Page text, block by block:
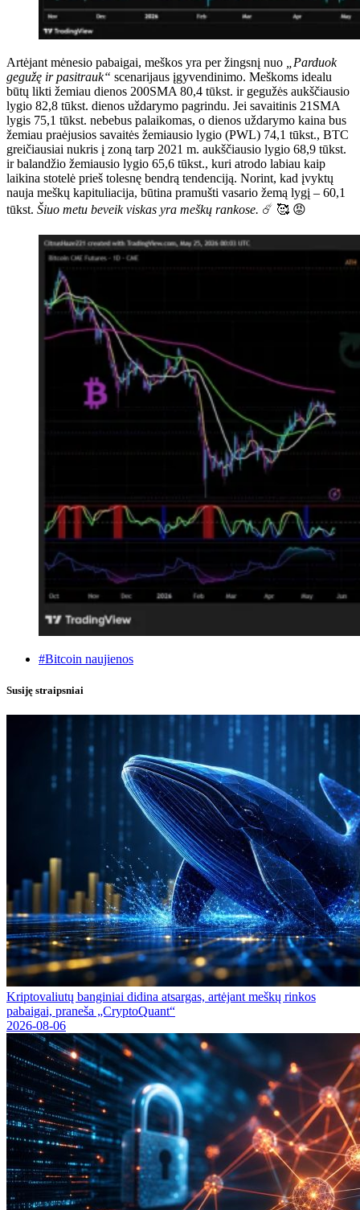
Artėjant mėnesio pabaigai, meškos yra per žingsnį nuo
„Parduok
gegužę ir pasitrauk“ scenarijaus įgyvendinimo. Meškoms idealu
būtų likti žemiau dienos 200SMA 80,4 tūkst. ir gegužės aukščiausio
lygio 82,8 tūkst. dienos uždarymo pagrindu. Jei savaitinis 21SMA
lygis 75,1 tūkst. nebebus palaikomas, o dienos uždarymo kaina bus
žemiau praėjusios savaitės žemiausio lygio (PWL) 74,1 tūkst., BTC
greičiausiai nukris į zoną tarp 2021 m. aukščiausio lygio 68,9 tūkst.
ir balandžio žemiausio lygio 65,6 tūkst., kuri atrodo labiau kaip
laikina stotelė prieš tolesnę bendrą tendenciją. Norint, kad įvyktų
nauja meškų kapituliacija, būtina pramušti vasario žemą lygį – 60,1
tūkst. Šiuo metu beveik viskas yra meškų rankose. ☄️ 🥰 😡
#Bitcoin naujienos
Susiję straipsniai
Kriptovaliutų banginiai didina atsargas, artėjant meškų rinkos
pabaigai, praneša „CryptoQuant“
2026-08-06